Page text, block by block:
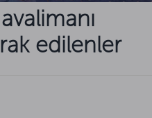
edilenler